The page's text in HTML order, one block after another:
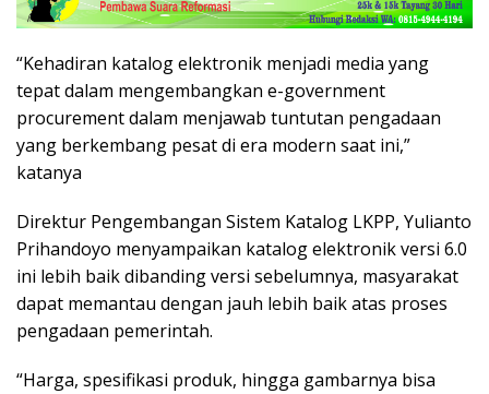
“Kehadiran katalog elektronik menjadi media yang
tepat dalam mengembangkan e-government
procurement dalam menjawab tuntutan pengadaan
yang berkembang pesat di era modern saat ini,”
katanya
Direktur Pengembangan Sistem Katalog LKPP, Yulianto
Prihandoyo menyampaikan katalog elektronik versi 6.0
ini lebih baik dibanding versi sebelumnya, masyarakat
dapat memantau dengan jauh lebih baik atas proses
pengadaan pemerintah.
“Harga, spesifikasi produk, hingga gambarnya bisa